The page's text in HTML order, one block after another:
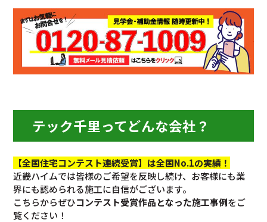
テック千里ってどんな会社？
【全国住宅コンテスト連続受賞】は全国No.1の実績！
近畿ハイムでは皆様のご希望を反映し続け、お客様にも業
界にも認められる施工に自信がございます。
こちらからぜひコンテスト受賞作品となった施工事例をご
覧ください！